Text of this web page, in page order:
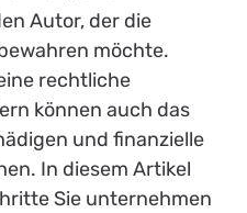
Autor, der die
möchte.
rechtliche
können auch das
und finanzielle
In diesem Artikel
Sie unternehmen